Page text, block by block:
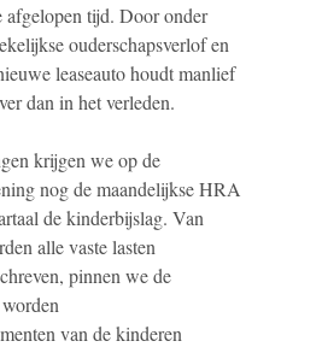
afgelopen tijd. Door onder
ouderschapsverlof en
leaseauto houdt manlief
dan in het verleden.
krijgen we op de
nog de maandelijkse HRA
de kinderbijslag. Van
alle vaste lasten
pinnen we de
van de kinderen